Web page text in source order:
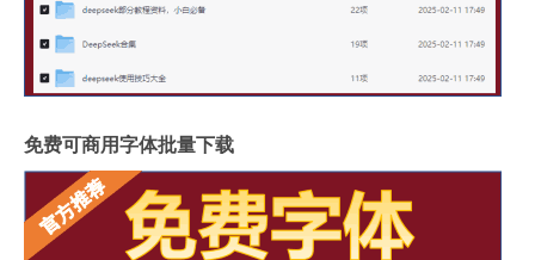
免费可商用字体批量下载